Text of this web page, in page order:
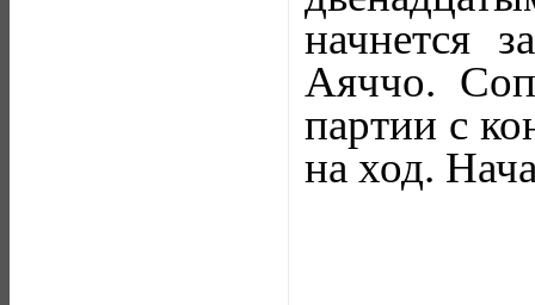
начнется
Аяччо.
партии с
на ход.